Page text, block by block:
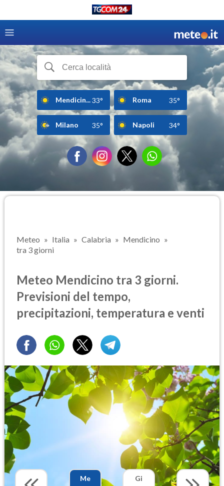
Mendicin...33° Roma 35°
Milano 35° Napoli 34°
Meteo Italia Calabria
Mendicino
tra 3 giorni
Meteo Mendicino tra 3 giorni.
Previsioni del tempo,
precipitazioni, temperatura e venti
Me
Gi